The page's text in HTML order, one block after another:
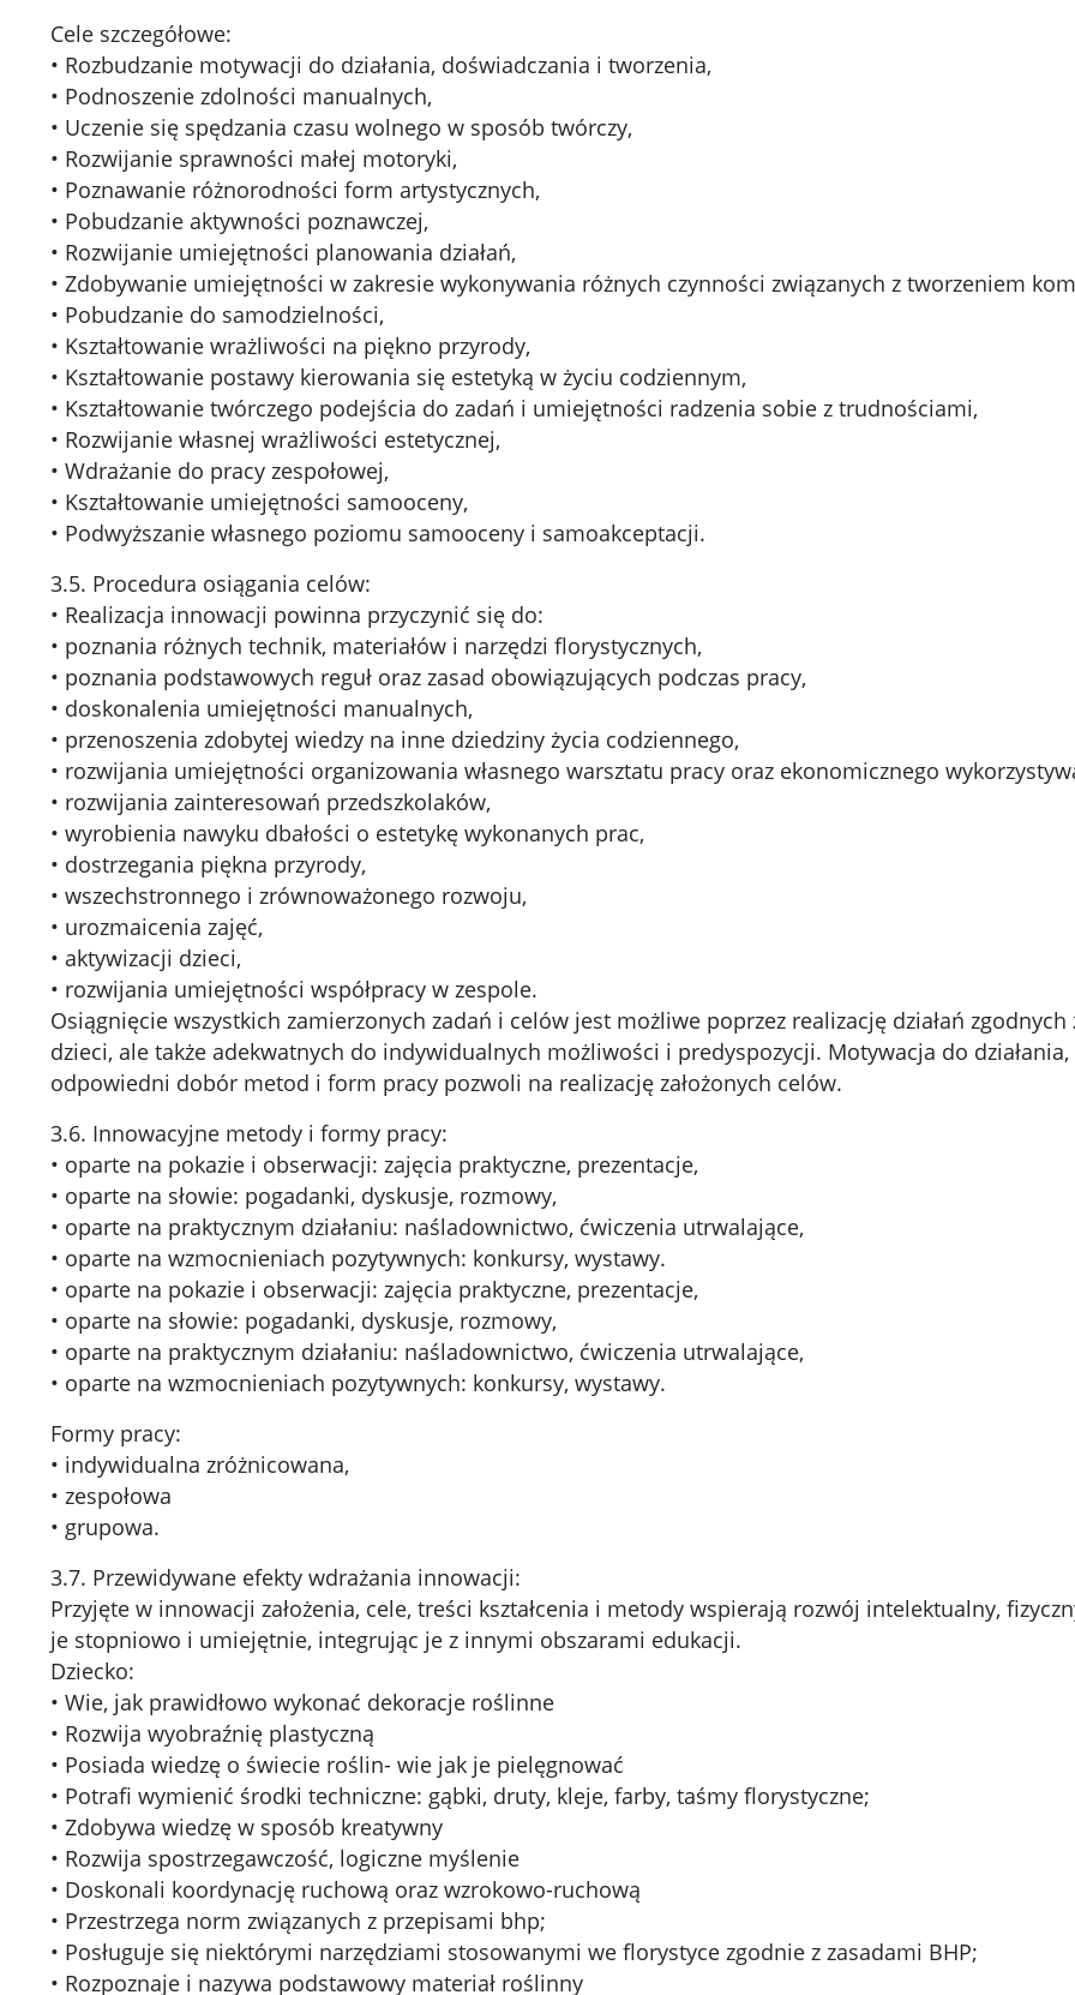
Cele szczegółowe:
• Rozbudzanie motywacji do działania, doświadczania i tworzenia,
• Podnoszenie zdolności manualnych,
• Uczenie się spędzania czasu wolnego w sposób twórczy,
• Rozwijanie sprawności małej motoryki,
• Poznawanie różnorodności form artystycznych,
• Pobudzanie aktywności poznawczej,
• Rozwijanie umiejętności planowania działań,
• Zdobywanie umiejętności w zakresie wykonywania różnych czynności związanych z tworzeniem
• Pobudzanie do samodzielności,
• Kształtowanie wrażliwości na piękno przyrody,
• Kształtowanie postawy kierowania się estetyką w życiu codziennym,
• Kształtowanie twórczego podejścia do zadań i umiejętności radzenia sobie z trudnościami,
• Rozwijanie własnej wrażliwości estetycznej,
• Wdrażanie do pracy zespołowej,
• Kształtowanie umiejętności samooceny,
• Podwyższanie własnego poziomu samooceny i samoakceptacji.
3.5. Procedura osiągania celów:
• Realizacja innowacji powinna przyczynić się do:
• poznania różnych technik, materiałów i narzędzi florystycznych,
• poznania podstawowych reguł oraz zasad obowiązujących podczas pracy,
• doskonalenia umiejętności manualnych,
• przenoszenia zdobytej wiedzy na inne dziedziny życia codziennego,
• rozwijania umiejętności organizowania własnego warsztatu pracy oraz ekonomicznego
• rozwijania zainteresowań przedszkolaków,
• wyrobienia nawyku dbałości o estetykę wykonanych prac,
• dostrzegania piękna przyrody,
• wszechstronnego i zrównoważonego rozwoju,
• urozmaicenia zajęć,
• aktywizacji dzieci,
• rozwijania umiejętności współpracy w zespole.
Osiągnięcie wszystkich zamierzonych zadań i celów jest możliwe poprzez realizację działań
dzieci, ale także adekwatnych do indywidualnych możliwości i predyspozycji. Motywacja do
odpowiedni dobór metod i form pracy pozwoli na realizację założonych celów.
3.6. Innowacyjne metody i formy pracy:
• oparte na pokazie i obserwacji: zajęcia praktyczne, prezentacje,
• oparte na słowie: pogadanki, dyskusje, rozmowy,
• oparte na praktycznym działaniu: naśladownictwo, ćwiczenia utrwalające,
• oparte na wzmocnieniach pozytywnych: konkursy, wystawy.
• oparte na pokazie i obserwacji: zajęcia praktyczne, prezentacje,
• oparte na słowie: pogadanki, dyskusje, rozmowy,
• oparte na praktycznym działaniu: naśladownictwo, ćwiczenia utrwalające,
• oparte na wzmocnieniach pozytywnych: konkursy, wystawy.
Formy pracy:
• indywidualna zróżnicowana,
• zespołowa
• grupowa.
3.7. Przewidywane efekty wdrażania innowacji:
Przyjęte w innowacji założenia, cele, treści kształcenia i metody wspierają rozwój intelektualny,
je stopniowo i umiejętnie, integrując je z innymi obszarami edukacji.
Dziecko:
• Wie, jak prawidłowo wykonać dekoracje roślinne
• Rozwija wyobraźnię plastyczną
• Posiada wiedzę o świecie roślin- wie jak je pielęgnować
• Potrafi wymienić środki techniczne: gąbki, druty, kleje, farby, taśmy florystyczne;
• Zdobywa wiedzę w sposób kreatywny
• Rozwija spostrzegawczość, logiczne myślenie
• Doskonali koordynację ruchową oraz wzrokowo-ruchową
• Przestrzega norm związanych z przepisami bhp;
• Posługuje się niektórymi narzędziami stosowanymi we florystyce zgodnie z zasadami BHP;
• Rozpoznaje i nazywa podstawowy materiał roślinny